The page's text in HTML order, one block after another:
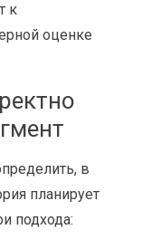
к
оценке
в
планирует
подхода: